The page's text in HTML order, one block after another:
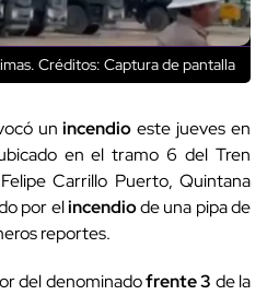
Créditos: Captura de pantalla
unincendio este jueves en
en el tramo 6 del Tren
Carrillo Puerto, Quintana
por elincendiode una pipa de
reportes.
del denominadofrente 3 de la